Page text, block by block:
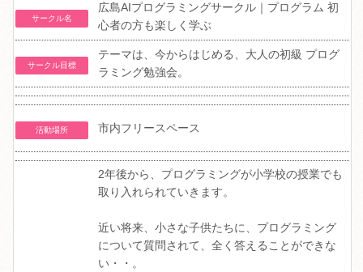
サークル名
広島AIプログラミングサークル｜プログラム 初
心者の方も楽しく学ぶ
サークル目標
テーマは、今からはじめる、大人の初級 プログ
ラミング勉強会。
活動場所 市内フリースペース
2年後から、プログラミングが小学校の授業でも
取り入れられていきます。
近い将来、小さな子供たちに、プログラミング
について質問されて、全く答えることができな
い・・。